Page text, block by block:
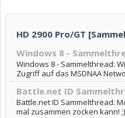
HD 2900 Pro/GT
Windows 8 -
Windows 8 - Sammelthread:
Zugriff auf das MSDNAA
Battle.net ID
Battle.net ID Sammelthread:
mal zusammen zocken kann!